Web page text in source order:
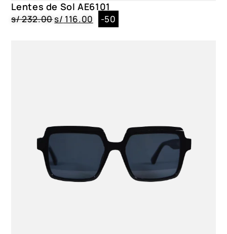
Lentes de Sol AE6101
s/232.00s/ 116.00 -50